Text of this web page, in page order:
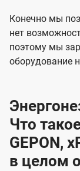
Конечно мы
нет
поэтому мы
оборудование
Что
GEPON,
в целом